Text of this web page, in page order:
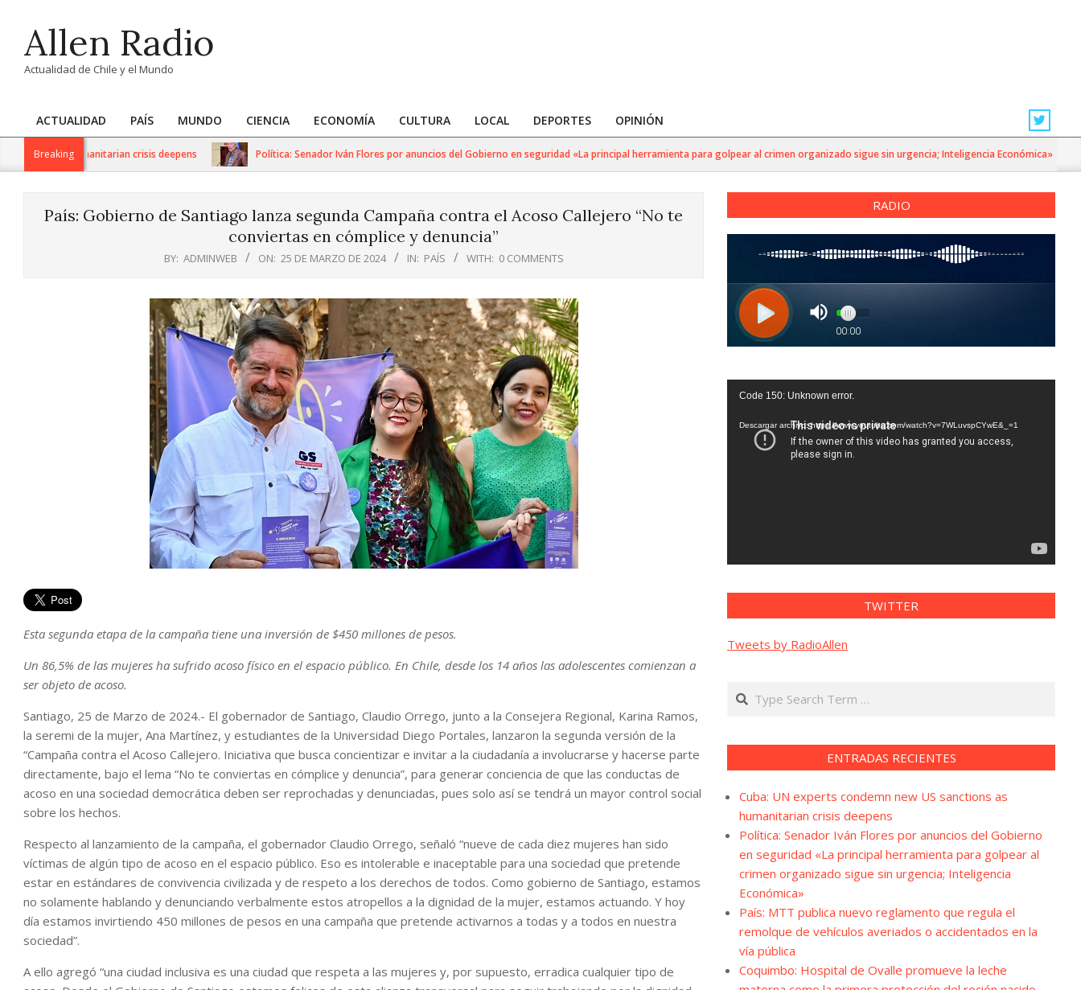
contentAllen Radio
Actualidad de Chile y el Mundo
Primary
Navigation
ACTUALIDAD PAÍS MUNDO CIENCIA ECONOMÍA CULTURA LOCAL DEPORTES OPINIÓN
Breaking
as humanitarian crisis deepens Política: Senador Iván Flores por anuncios del Gobierno en seguridad «La principal herramienta para golpear al crimen organizado sigue sin urgencia; Inteligencia Económica»
País: Gobierno de Santiago lanza segunda Campaña contra el Acoso Callejero “No te
conviertas en cómplice y denuncia”
BY: ADMINWEB ON: 25 DE MARZO DE 2024 IN: PAÍS WITH: 0 COMMENTS
Esta segunda etapa de la campaña tiene una inversión de $450 millones de pesos.
Un 86,5% de las mujeres ha sufrido acoso físico en el espacio público. En Chile, desde los 14 años las adolescentes comienzan a
ser objeto de acoso.
Santiago, 25 de Marzo de 2024.- El gobernador de Santiago, Claudio Orrego, junto a la Consejera Regional, Karina Ramos,
la seremi de la mujer, Ana Martínez, y estudiantes de la Universidad Diego Portales, lanzaron la segunda versión de la
“Campaña contra el Acoso Callejero. Iniciativa que busca concientizar e invitar a la ciudadanía a involucrarse y hacerse parte
directamente, bajo el lema “No te conviertas en cómplice y denuncia”, para generar conciencia de que las conductas de
acoso en una sociedad democrática deben ser reprochadas y denunciadas, pues solo así se tendrá un mayor control social
sobre los hechos.
Respecto al lanzamiento de la campaña, el gobernador Claudio Orrego, señaló “nueve de cada diez mujeres han sido
víctimas de algún tipo de acoso en el espacio público. Eso es intolerable e inaceptable para una sociedad que pretende
estar en estándares de convivencia civilizada y de respeto a los derechos de todos. Como gobierno de Santiago, estamos
no solamente hablando y denunciando verbalmente estos atropellos a la dignidad de la mujer, estamos actuando. Y hoy
día estamos invirtiendo 450 millones de pesos en una campaña que pretende activarnos a todas y a todos en nuestra
sociedad”.
A ello agregó “una ciudad inclusiva es una ciudad que respeta a las mujeres y, por supuesto, erradica cualquier tipo de
RADIO
Reproductor
vídeo
Code 150: Unknown error.
Descargar archivo: https://www.youtube.com/watch?v=7WLuvspCYwE&_=1
TWITTER
Tweets by RadioAllen
Search
ENTRADAS RECIENTES
Cuba: UN experts condemn new US sanctions as
humanitarian crisis deepens
Política: Senador Iván Flores por anuncios del Gobierno
en seguridad «La principal herramienta para golpear al
crimen organizado sigue sin urgencia; Inteligencia
Económica»
País: MTT publica nuevo reglamento que regula el
remolque de vehículos averiados o accidentados en la
vía pública
Coquimbo: Hospital de Ovalle promueve la leche